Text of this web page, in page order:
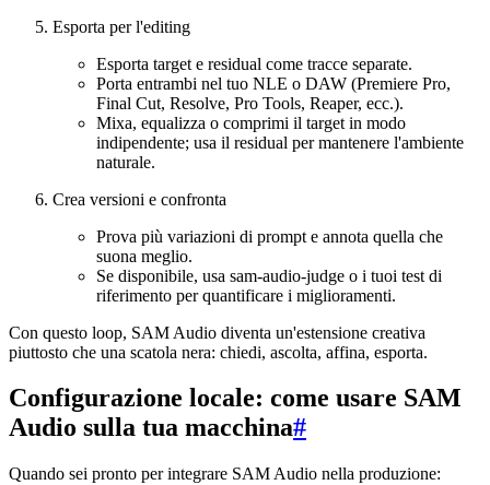
Esporta per l'editing
Esporta target e residual come tracce separate.
Porta entrambi nel tuo NLE o DAW (Premiere Pro,
Final Cut, Resolve, Pro Tools, Reaper, ecc.).
Mixa, equalizza o comprimi il target in modo
indipendente; usa il residual per mantenere l'ambiente
naturale.
Crea versioni e confronta
Prova più variazioni di prompt e annota quella che
suona meglio.
Se disponibile, usa sam-audio-judge o i tuoi test di
riferimento per quantificare i miglioramenti.
Con questo loop, SAM Audio diventa un'estensione creativa
piuttosto che una scatola nera: chiedi, ascolta, affina, esporta.
Configurazione locale: come usare SAM
Audio sulla tua macchina#
Quando sei pronto per integrare SAM Audio nella produzione: